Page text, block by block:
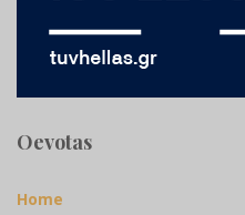
Oevotas
Home